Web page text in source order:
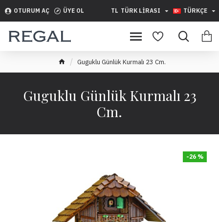
OTURUM AÇ ÜYE OL TL TÜRK LIRASI TÜRKÇE
Guguklu Günlük Kurmalı 23 Cm.
Guguklu Günlük Kurmalı 23
Cm.
-26 %